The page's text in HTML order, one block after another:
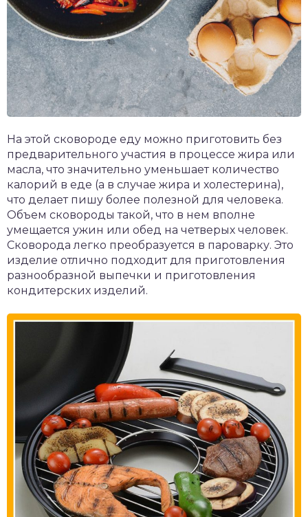
На этой сковороде еду можно приготовить без
предварительного участия в процессе жира или
масла, что значительно уменьшает количество
калорий в еде (а в случае жира и холестерина),
что делает пишу более полезной для человека.
Объем сковороды такой, что в нем вполне
умещается ужин или обед на четверых человек.
Сковорода легко преобразуется в пароварку. Это
изделие отлично подходит для приготовления
разнообразной выпечки и приготовления
кондитерских изделий.